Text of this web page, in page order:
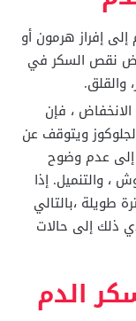
إفراز هرمون أو
نقص السكر في
والقلق.
، فإن
ويتوقف عن
إلى عدم وضوح
، والتنميل. إذا
طويلة ،بالتالي
ذلك إلى حالات
الدم